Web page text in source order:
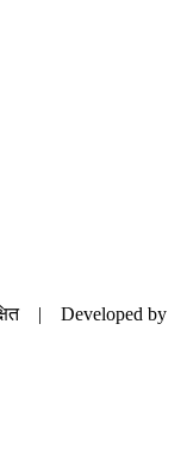
| Developed by